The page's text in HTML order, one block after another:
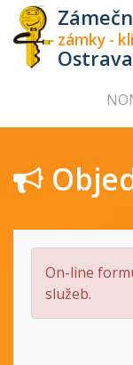
zámky -
Ostrava
On-line
služeb.